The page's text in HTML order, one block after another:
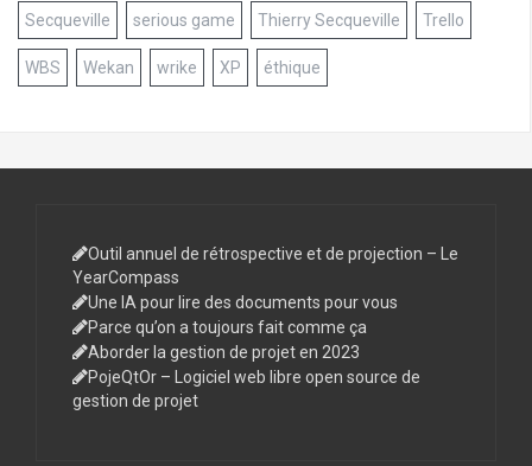
Secqueville serious game Thierry Secqueville Trello
WBS Wekan wrike XP éthique
Outil annuel de rétrospective et de projection – Le
YearCompass
Une IA pour lire des documents pour vous
Parce qu’on a toujours fait comme ça
Aborder la gestion de projet en 2023
PojeQtOr – Logiciel web libre open source de
gestion de projet